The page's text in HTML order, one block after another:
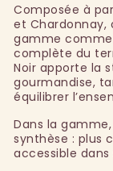
Composée à
et Chardonnay,
gamme comme
complète du
Noir apporte la
gourmandise,
équilibrer
Dans la
synthèse : plus
accessible